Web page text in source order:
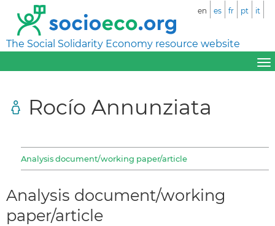
The Social Solidarity Economy resource website
en es fr pt it
Rocío Annunziata
Analysis document/working paper/article
Analysis document/working
paper/article